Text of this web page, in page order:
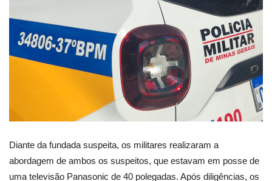
Diante da fundada suspeita, os militares realizaram a
abordagem de ambos os suspeitos, que estavam em posse de
uma televisão Panasonic de 40 polegadas. Após diligências, os